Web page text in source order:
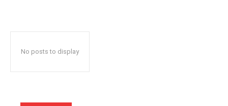
No posts to display